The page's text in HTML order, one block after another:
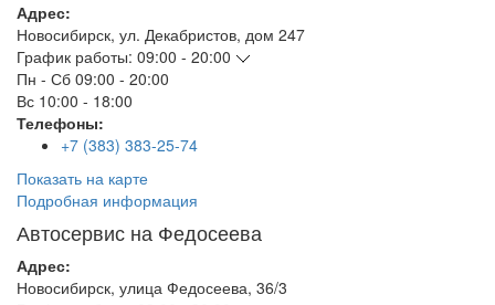
Адрес:
Новосибирск, ул. Декабристов, дом 247
График работы: 09:00 - 20:00
Пн - Сб 09:00 - 20:00
Вс 10:00 - 18:00
Телефоны:
+7 (383) 383-25-74
Показать на карте
Подробная информация
Автосервис на Федосеева
Адрес:
Новосибирск, улица Федосеева, 36/3